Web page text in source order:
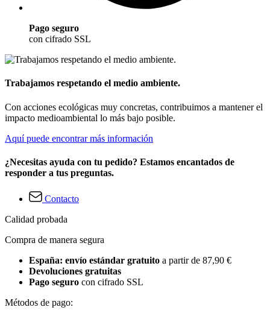
Pago seguro
con cifrado SSL
Trabajamos respetando el medio ambiente.
Con acciones ecológicas muy concretas, contribuimos a mantener el
impacto medioambiental lo más bajo posible.
Aquí puede encontrar más información
¿Necesitas ayuda con tu pedido? Estamos encantados de
responder a tus preguntas.
Contacto
Calidad probada
Compra de manera segura
España: envío estándar gratuito a partir de 87,90 €
Devoluciones gratuitas
Pago seguro con cifrado SSL
Métodos de pago: